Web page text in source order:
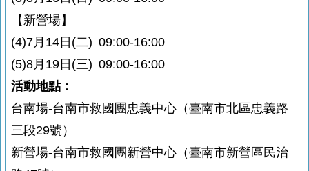
【 新營場】
(4)7月14日(二) 09:00-16:00
(5)8月19日(三) 09:00-16:00
活動地點：
台南場-台南市救國團忠義中心（臺南市北區忠義路
三段29號）
新營場-台南市救國團新營中心（臺南市新營區民治